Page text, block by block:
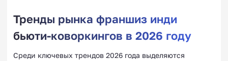
Тренды рынка франшиз инди
бьюти-коворкингов в 2026 году
Среди ключевых трендов 2026 года выделяются